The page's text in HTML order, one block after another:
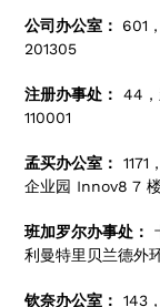
公司办公室： 601
201305
注册办事处：
44
110001
孟买办公室：
企业园 Innov8 7
班加罗尔办事处：
利曼特里贝兰德外
钦奈办公室：
143